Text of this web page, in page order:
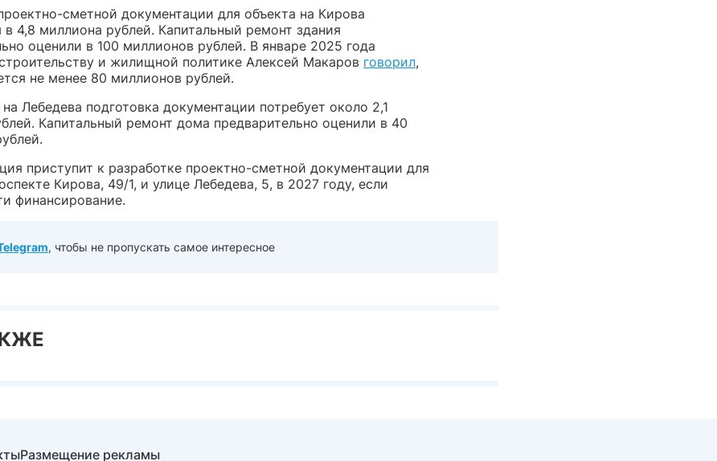
сметной документации для объекта на Кирова
в 4,8 миллиона рублей. Капитальный ремонт здания
оценили в 100 миллионов рублей. В январе 2025 года
и жилищной политике Алексей Макаров говорил,
не менее 80 миллионов рублей.
Лебедева подготовка документации потребует около 2,1
Капитальный ремонт дома предварительно оценили в 40
приступит к разработке проектно-сметной документации для
Кирова, 49/1, и улице Лебедева, 5, в 2027 году, если
финансирование.
, чтобы не пропускать самое интересное
Размещение рекламы